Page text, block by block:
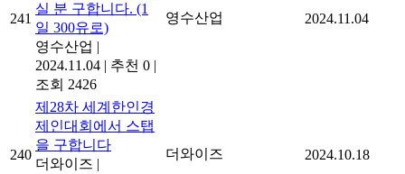
241
실 분 구합니다. (1
일 300유로)
영수산업 |
2024.11.04 | 추천 0 |
조회 2426
영수산업 2024.11.04
240
제28차 세계한인경
제인대회에서 스탭
을 구합니다
더와이즈 |
더와이즈 2024.10.18